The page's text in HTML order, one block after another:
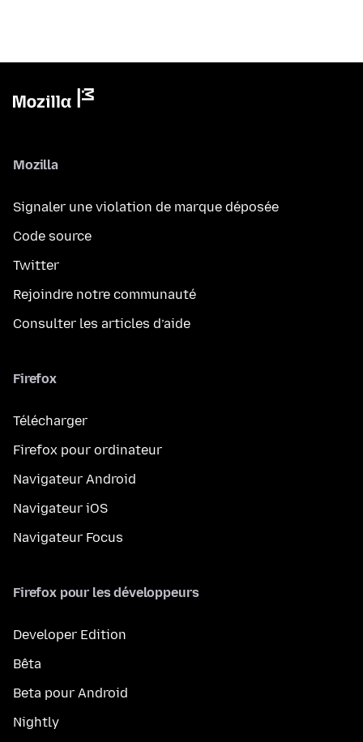
Mozilla
Signaler une violation de marque déposée
Code source
Twitter
Rejoindre notre communauté
Consulter les articles d’aide
Firefox
Télécharger
Firefox pour ordinateur
Navigateur Android
Navigateur iOS
Navigateur Focus
Firefox pour les développeurs
Developer Edition
Bêta
Beta pour Android
Nightly